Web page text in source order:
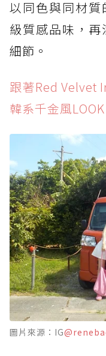
以同色與同材
級質感品味，
細節。
跟著Red Velvet
韓系千金風
圖片來源：IG